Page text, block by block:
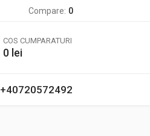
Compare: 0
+40720572492
COS CUMPARATURI
0 lei